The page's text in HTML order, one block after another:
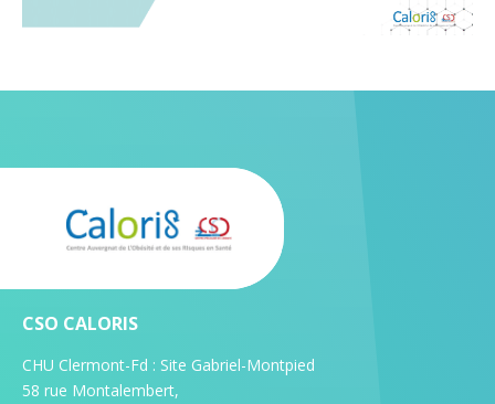
CSO CALORIS
CHU Clermont-Fd : Site Gabriel-Montpied
58 rue Montalembert,